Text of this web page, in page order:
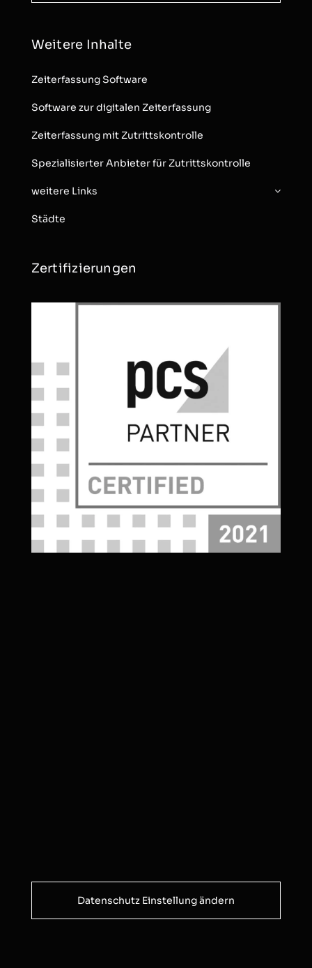
Weitere Inhalte
Zeiterfassung Software
Software zur digitalen Zeiterfassung
Zeiterfassung mit Zutrittskontrolle
Spezialisierter Anbieter für Zutrittskontrolle
weitere Links
Städte
Zertifizierungen
Datenschutz Einstellung ändern